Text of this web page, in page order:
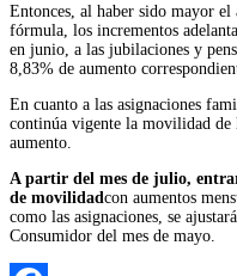
Entonces, al haber sido mayor el
fórmula, los incrementos
en junio, a las jubilaciones y
8,83% de aumento
En cuanto a las asignaciones
continúa vigente la movilidad
aumento.
A partir del mes de julio,
de movilidad con aumentos
como las asignaciones, se
Consumidor del mes de mayo.